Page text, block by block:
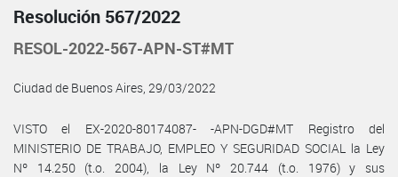
Resolución 567/2022
RESOL-2022-567-APN-ST#MT
Ciudad de Buenos Aires, 29/03/2022
VISTO el EX-2020-80174087- -APN-DGD#MT Registro del
MINISTERIO DE TRABAJO, EMPLEO Y SEGURIDAD SOCIAL la Ley
Nº 14.250 (t.o. 2004), la Ley Nº 20.744 (t.o. 1976) y sus